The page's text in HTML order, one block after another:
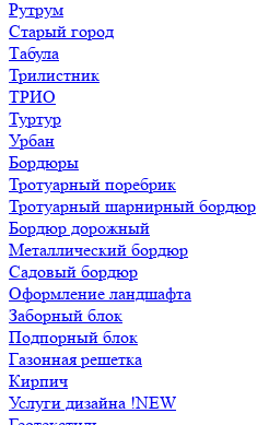
Рутрум
Старый город
Табула
Трилистник
ТРИО
Туртур
Урбан
Бордюры
Тротуарный поребрик
Тротуарный шарнирный бордюр
Бордюр дорожный
Металлический бордюр
Садовый бордюр
Оформление ландшафта
Заборный блок
Подпорный блок
Газонная решетка
Кирпич
Услуги дизайна !NEW